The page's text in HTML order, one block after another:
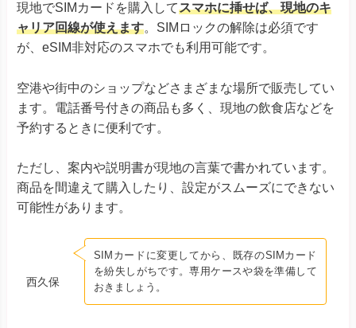
現地でSIMカードを購入してスマホに挿せば、現地のキ
ャリア回線が使えます。SIMロックの解除は必須です
が、eSIM非対応のスマホでも利用可能です。
空港や街中のショップなどさまざまな場所で販売してい
ます。電話番号付きの商品も多く、現地の飲食店などを
予約するときに便利です。
ただし、案内や説明書が現地の言葉で書かれています。
商品を間違えて購入したり、設定がスムーズにできない
可能性があります。
西久保
SIMカードに変更してから、既存のSIMカード
を紛失しがちです。専用ケースや袋を準備して
おきましょう。